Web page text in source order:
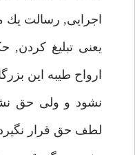
اجرايى, رسالت يك
يعنى تبليغ كردن,
ارواح طيبه اين
نشود و ولى حق
لطف حق قرار